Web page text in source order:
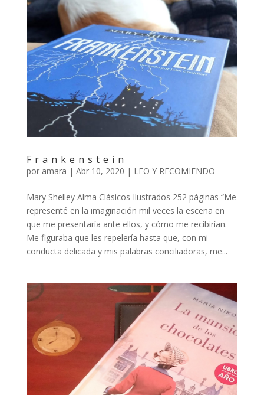
Frankenstein
por amara | Abr 10, 2020 | LEO Y RECOMIENDO
Mary Shelley Alma Clásicos Ilustrados 252 páginas “Me
representé en la imaginación mil veces la escena en
que me presentaría ante ellos, y cómo me recibirían.
Me figuraba que les repelería hasta que, con mi
conducta delicada y mis palabras conciliadoras, me...